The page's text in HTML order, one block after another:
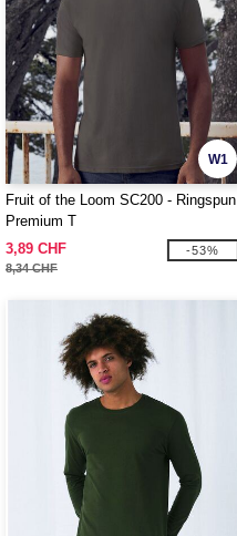
W1
Fruit of the Loom SC200 - Ringspun
Premium T
3,89 CHF
8,34 CHF
-53%